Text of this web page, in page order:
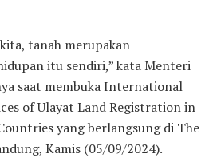
tanah merupakan
itu sendiri,” kata Menteri
saat membuka International
of Ulayat Land Registration in
yang berlangsung di The
Kamis (05/09/2024).